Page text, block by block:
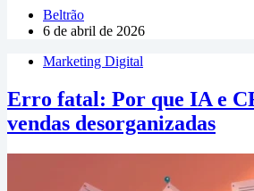
Beltrão
6 de abril de 2026
Marketing Digital
Erro fatal: Por que IA e
vendas desorganizadas